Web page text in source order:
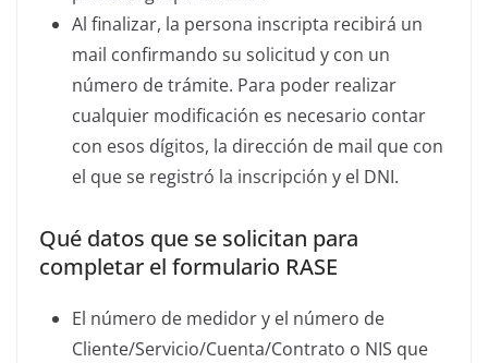
Al finalizar, la persona inscripta recibirá un
mail confirmando su solicitud y con un
número de trámite. Para poder realizar
cualquier modificación es necesario contar
con esos dígitos, la dirección de mail que con
el que se registró la inscripción y el DNI.
Qué datos que se solicitan para
completar el formulario RASE
El número de medidor y el número de
Cliente/Servicio/Cuenta/Contrato o NIS que